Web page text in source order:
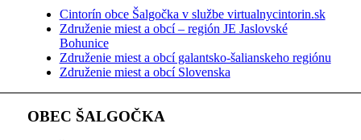
Cintorín obce Šalgočka v službe virtualnycintorin.sk
Združenie miest a obcí – región JE Jaslovské
Bohunice
Združenie miest a obcí galantsko-šalianskeho regiónu
Združenie miest a obcí Slovenska
OBEC ŠALGOČKA